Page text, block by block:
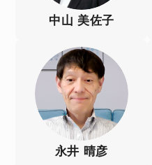
中山 美佐子
永井 晴彦